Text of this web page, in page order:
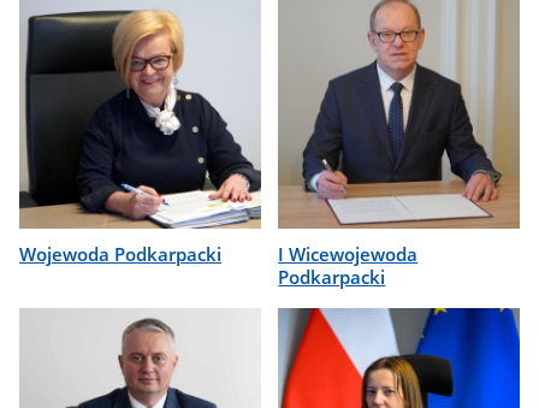
Wojewoda Podkarpacki
I Wicewojewoda
Podkarpacki